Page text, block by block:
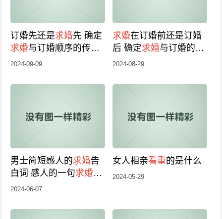
订婚先还是求婚先 确定
求婚与订婚顺序的传统
与现代观念
2024-09-09
求婚在订婚前还是订婚
后 确定求婚与订婚的合
适时机
2024-08-29
男士简短感人的求婚告
白词 感人的一句求婚的
话
2024-06-07
女人相亲看重的是什么
2024-05-29